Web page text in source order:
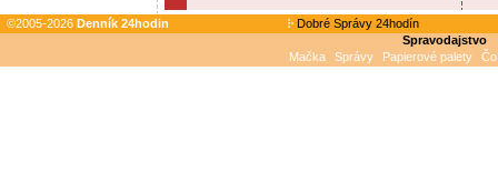
©2005-2026 Denník 24hodin
Dobré Správy 24hodín
Spravodajstvo
Mačka
Správy Papierové palety